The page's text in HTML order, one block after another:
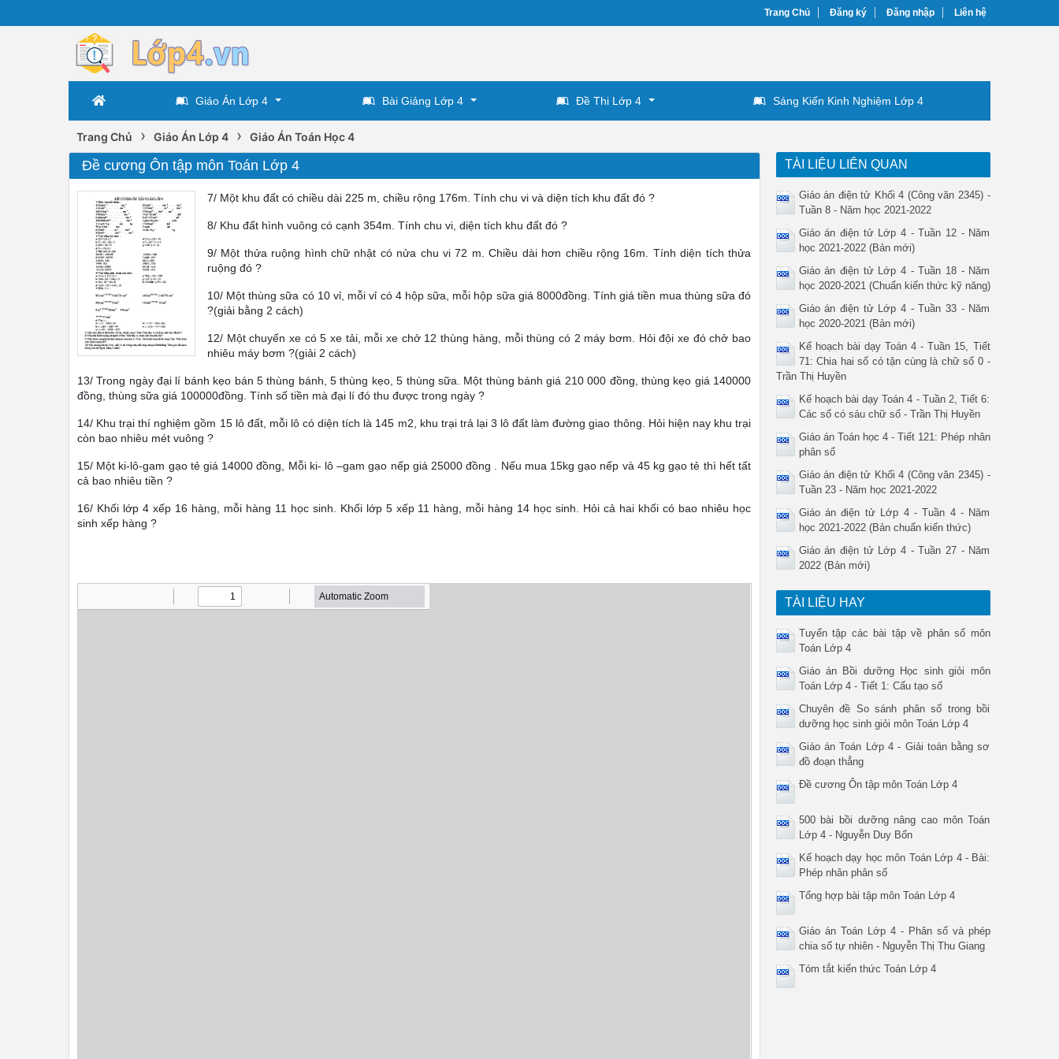
Trang Chủ Đăng ký Đăng nhập Liên hệ
Giáo Án Lớp 4 Bài Giảng Lớp 4 Đề Thi Lớp 4 Sáng Kiến Kinh Nghiệm Lớp 4
Trang Chủ › Giáo Án Lớp 4 › Giáo Án Toán Học 4
Đề cương Ôn tập môn Toán Lớp 4
7/ Một khu đất có chiều dài 225 m, chiều rộng 176m. Tính chu vi và diện tích khu đất đó ?
8/ Khu đất hình vuông có cạnh 354m. Tính chu vi, diện tích khu đất đó ?
9/ Một thửa ruộng hình chữ nhật có nửa chu vi 72 m. Chiều dài hơn chiều rộng 16m. Tính diện tích thửa
ruộng đó ?
10/ Một thùng sữa có 10 vỉ, mỗi vỉ có 4 hộp sữa, mỗi hộp sữa giá 8000đồng. Tính giá tiền mua thùng sữa đó
?(giải bằng 2 cách)
12/ Một chuyến xe có 5 xe tải, mỗi xe chở 12 thùng hàng, mỗi thùng có 2 máy bơm. Hỏi đội xe đó chở bao
nhiêu máy bơm ?(giải 2 cách)
13/ Trong ngày đại lí bánh kẹo bán 5 thùng bánh, 5 thùng kẹo, 5 thùng sữa. Một thùng bánh giá 210 000 đồng, thùng kẹo giá 140000
đồng, thùng sữa giá 100000đồng. Tính số tiền mà đại lí đó thu được trong ngày ?
14/ Khu trại thí nghiệm gồm 15 lô đất, mỗi lô có diện tích là 145 m2, khu trại trả lại 3 lô đất làm đường giao thông. Hỏi hiện nay khu trại
còn bao nhiêu mét vuông ?
15/ Một ki-lô-gam gạo tẻ giá 14000 đồng, Mỗi ki- lô –gam gạo nếp giá 25000 đồng . Nếu mua 15kg gạo nếp và 45 kg gạo tẻ thì hết tất
cả bao nhiêu tiền ?
16/ Khối lớp 4 xếp 16 hàng, mỗi hàng 11 học sinh. Khối lớp 5 xếp 11 hàng, mỗi hàng 14 học sinh. Hỏi cả hai khối có bao nhiêu học
sinh xếp hàng ?
TÀI LIỆU LIÊN QUAN
Giáo án điện tử Khối 4 (Công văn 2345) -
Tuần 8 - Năm học 2021-2022
Giáo án điện tử Lớp 4 - Tuần 12 - Năm
học 2021-2022 (Bản mới)
Giáo án điện tử Lớp 4 - Tuần 18 - Năm
học 2020-2021 (Chuẩn kiến thức kỹ năng)
Giáo án điện tử Lớp 4 - Tuần 33 - Năm
học 2020-2021 (Bản mới)
Kế hoạch bài dạy Toán 4 - Tuần 15, Tiết
71: Chia hai số có tận cùng là chữ số 0 -
Trần Thị Huyền
Kế hoạch bài dạy Toán 4 - Tuần 2, Tiết 6:
Các số có sáu chữ số - Trần Thị Huyền
Giáo án Toán học 4 - Tiết 121: Phép nhân
phân số
Giáo án điện tử Khối 4 (Công văn 2345) -
Tuần 23 - Năm học 2021-2022
Giáo án điện tử Lớp 4 - Tuần 4 - Năm
học 2021-2022 (Bản chuẩn kiến thức)
Giáo án điện tử Lớp 4 - Tuần 27 - Năm
2022 (Bản mới)
TÀI LIỆU HAY
Tuyển tập các bài tập về phân số môn
Toán Lớp 4
Giáo án Bồi dưỡng Học sinh giỏi môn
Toán Lớp 4 - Tiết 1: Cấu tạo số
Chuyên đề So sánh phân số trong bồi
dưỡng học sinh giỏi môn Toán Lớp 4
Giáo án Toán Lớp 4 - Giải toán bằng sơ
đồ đoạn thẳng
Đề cương Ôn tập môn Toán Lớp 4
500 bài bồi dưỡng nâng cao môn Toán
Lớp 4 - Nguyễn Duy Bốn
Kế hoạch dạy học môn Toán Lớp 4 - Bài:
Phép nhân phân số
Tổng hợp bài tập môn Toán Lớp 4
Giáo án Toán Lớp 4 - Phân số và phép
chia số tự nhiên - Nguyễn Thị Thu Giang
Tóm tắt kiến thức Toán Lớp 4